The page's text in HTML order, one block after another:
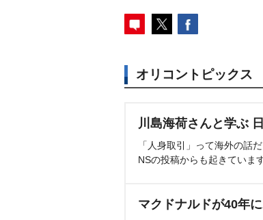
オリコントピックス
川島海荷さんと学ぶ
「人身取引」って海外の話
NSの投稿からも起きていま
マクドナルドが40年